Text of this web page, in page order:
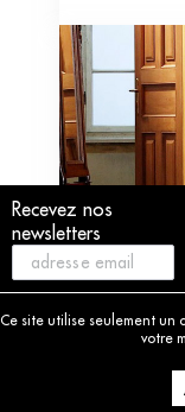
Recevez nos
newsletters
Ce site utilise seulement
votre
Au début de
Easy Rider